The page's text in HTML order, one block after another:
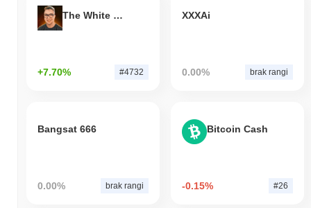
The White Bull
+7.70% #4732
XXXAi
0.00% brak rangi
Bangsat 666
0.00% brak rangi
Bitcoin Cash
-0.15% #26